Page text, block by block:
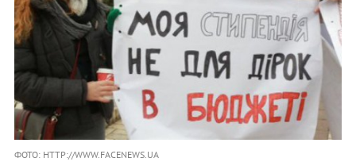
ФОТО: HTTP://WWW.FACENEWS.UA